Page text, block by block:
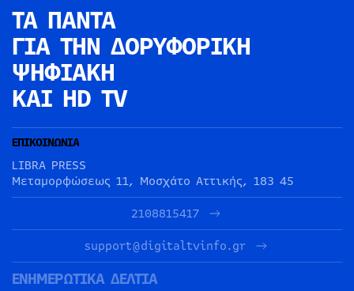
ΤΑ ΠΑΝΤΑ
ΓΙΑ ΤΗΝ ΔΟΡΥΦΟΡΙΚΗ
ΨΗΦΙΑΚΗ
ΚΑΙ HD TV
ΕΠΙΚΟΙΝΩΝΙΑ
LIBRA PRESS
Μεταμορφώσεως 11, Μοσχάτο Αττικής, 183 45
2108815417
support@digitaltvinfo.gr
ΕΝΗΜΕΡΩΤΙΚΑ ΔΕΛΤΙΑ